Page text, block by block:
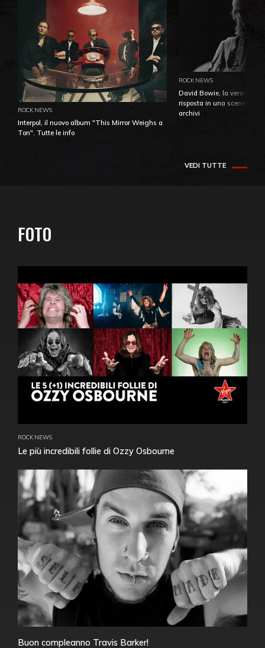
ROCK NEWS
Interpol, il nuovo album "This Mirror Weighs a
Ton". Tutte le info
ROCK NEWS
David Bowie, la vera
risposta in una
archivi
VEDI TUTTE
FOTO
ROCK NEWS
Le più incredibili follie di Ozzy Osbourne
Buon compleanno Travis Barker!